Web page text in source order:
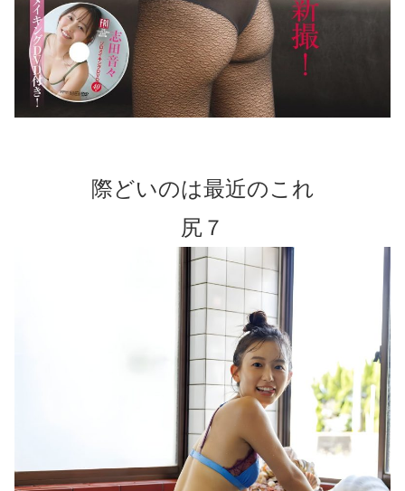
際どいのは最近のこれ
尻７